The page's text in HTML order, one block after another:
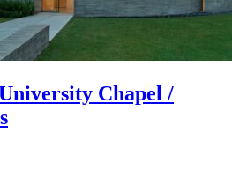
Chapel /